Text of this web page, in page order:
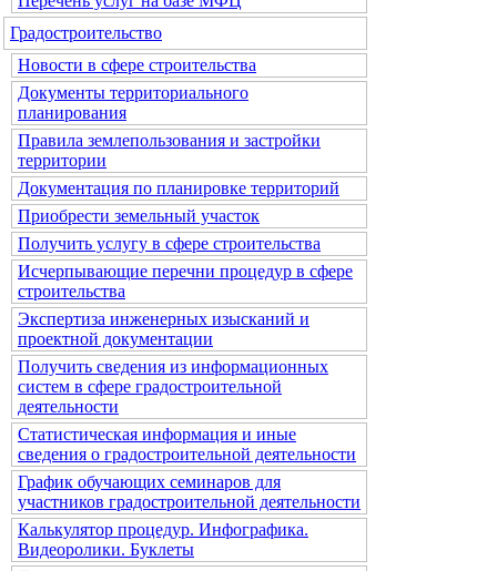
Градостроительство
Новости в сфере строительства
Документы территориального
планирования
Правила землепользования и застройки
территории
Документация по планировке территорий
Приобрести земельный участок
Получить услугу в сфере строительства
Исчерпывающие перечни процедур в сфере
строительства
Экспертиза инженерных изысканий и
проектной документации
Получить сведения из информационных
систем в сфере градостроительной
деятельности
Статистическая информация и иные
сведения о градостроительной деятельности
График обучающих семинаров для
участников градостроительной деятельности
Калькулятор процедур. Инфографика.
Видеоролики. Буклеты